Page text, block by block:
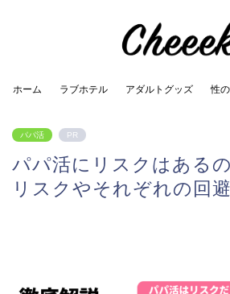
ホーム ラブホテル アダルトグッズ 性
パパ活 PR
パパ活にリスクはある
リスクやそれぞれの回